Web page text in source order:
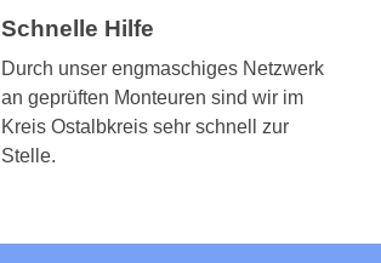
Schnelle Hilfe
Durch unser engmaschiges Netzwerk
an geprüften Monteuren sind wir im
Kreis Ostalbkreis sehr schnell zur
Stelle.